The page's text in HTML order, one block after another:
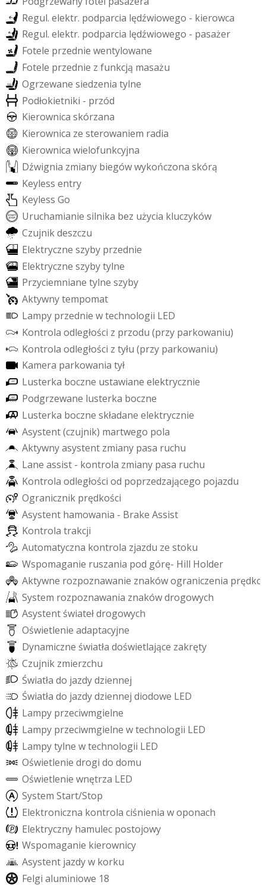
Regul. elektr. podparcia lędźwiowego - kierowca
Regul. elektr. podparcia lędźwiowego - pasażer
Fotele przednie wentylowane
Fotele przednie z funkcją masażu
Ogrzewane siedzenia tylne
Podłokietniki - przód
Kierownica skórzana
Kierownica ze sterowaniem radia
Kierownica wielofunkcyjna
Dźwignia zmiany biegówwykończona skórą
Keyless entry
Keyless Go
Uruchamianie silnika bez użycia kluczyków
Czujnikdeszczu
Elektryczne szyby przednie
Elektryczne szybytylne
Przyciemniane tylne szyby
Aktywnytempomat
Lampy przednie wtechnologii LED
Kontrola odległości z przodu (przy parkowaniu)
Kontrola odległości z tyłu (przy parkowaniu)
Kamera parkowania tył
Lusterka boczne ustawiane elektrycznie
Podgrzewane lusterka boczne
Lusterka boczne składane elektrycznie
Asystent(czujnik) martwego pola
Aktywnyasystent zmiany pasa ruchu
Lane assist - kontrola zmiany pasa ruchu
Kontrola odległości od poprzedzającego pojazdu
Ogranicznik prędkości
Asystent hamowania - Brake Assist
Kontrola trakcji
Automatyczna kontrola zjazdu ze stoku
Wspomaganie ruszania pod górę- Hill Holder
Aktywne rozpoznawanie znakówograniczenia prędko
System rozpoznawania znakówdrogowych
Asystent światełdrogowych
Oświetlenie adaptacyjne
Dynamiczne światła doświetlające zakręty
Czujnik zmierzchu
Światła do jazdydziennej
Światła do jazdydziennej diodowe LED
Lampy przeciwmgielne
Lampy przeciwmgielne wtechnologii LED
Lampytylne wtechnologii LED
Oświetlenie drogi do domu
Oświetlenie wnętrza LED
System Start/Stop
Elektroniczna kontrola ciśnienia woponach
Elektryczny hamulec postojowy
Wspomaganie kierownicy
Asystent jazdyw korku
Felgi aluminiowe 18